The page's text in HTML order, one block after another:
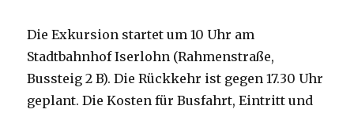
Die Exkursion startet um 10 Uhr am
Stadtbahnhof Iserlohn (Rahmenstraße,
Bussteig 2 B). Die Rückkehr ist gegen 17.30 Uhr
geplant. Die Kosten für Busfahrt, Eintritt und